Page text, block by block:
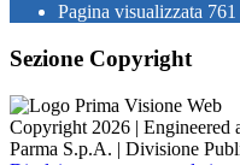
Pagina visualizzata 761
Sezione Copyright
Copyright 2026 | Engineered
Parma S.p.A. | Divisione